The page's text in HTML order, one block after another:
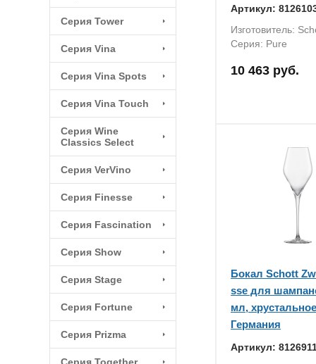
Серия Tower
Серия Vina
Серия Vina Spots
Серия Vina Touch
Серия Wine
Classics Select
Серия VerVino
Серия Finesse
Серия Fascination
Серия Show
Серия Stage
Серия Fortune
Серия Prizma
Артикул:
Изготовитель:
Серия: Pure
10 463 руб.
Бокал Schott
sse для
мл,
Германия
Артикул: